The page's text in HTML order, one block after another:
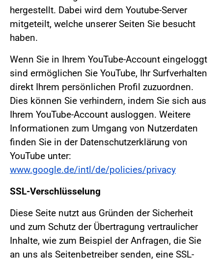
hergestellt. Dabei wird dem Youtube-Server
mitgeteilt, welche unserer Seiten Sie besucht
haben.
Wenn Sie in Ihrem YouTube-Account eingeloggt
sind ermöglichen Sie YouTube, Ihr Surfverhalten
direkt Ihrem persönlichen Profil zuzuordnen.
Dies können Sie verhindern, indem Sie sich aus
Ihrem YouTube-Account ausloggen. Weitere
Informationen zum Umgang von Nutzerdaten
finden Sie in der Datenschutzerklärung von
YouTube unter:
www.google.de/intl/de/policies/privacy
SSL-Verschlüsselung
Diese Seite nutzt aus Gründen der Sicherheit
und zum Schutz der Übertragung vertraulicher
Inhalte, wie zum Beispiel der Anfragen, die Sie
an uns als Seitenbetreiber senden, eine SSL-